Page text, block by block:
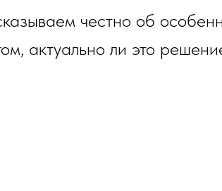
честно об
актуально ли это